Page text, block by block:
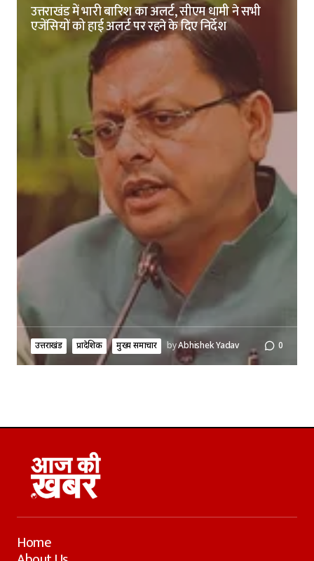
उत्तराखंड में भारी बारिश का अलर्ट, सीएम धामी ने सभी
एजेंसियों को हाई अलर्ट पर रहने के दिए निर्देश
उत्तराखंड प्रादेशिक मुख्य समाचार byAbhishek Yadav 0
Home